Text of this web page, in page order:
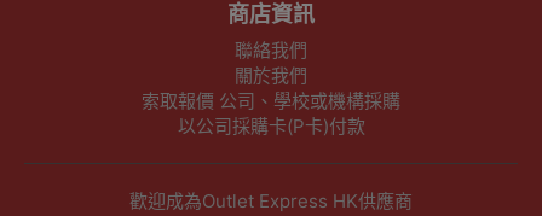
商店資訊
聯絡我們
關於我們
索取報價 公司、學校或機構採購
以公司採購卡(P卡)付款
歡迎成為Outlet Express HK供應商